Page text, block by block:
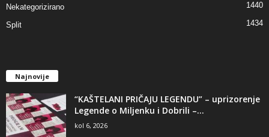
Nekategorizirano 1440
Split 1434
Najnovije
“KAŠTELANI PRIČAJU LEGENDU” – uprizorenje
Legende o Miljenku i Dobrili –...
kol 6, 2026